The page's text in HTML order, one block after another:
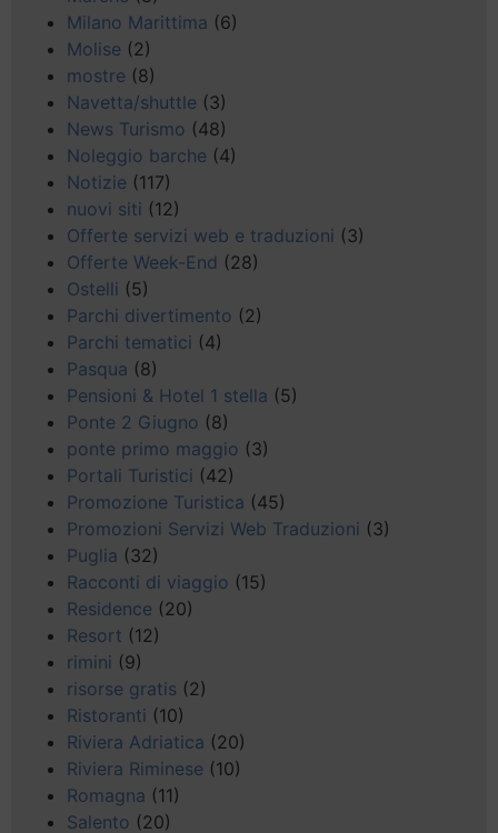
Milano Marittima (6)
Molise (2)
mostre (8)
Navetta/shuttle (3)
News Turismo (48)
Noleggio barche (4)
Notizie (117)
nuovi siti (12)
Offerte servizi web e traduzioni (3)
Offerte Week-End (28)
Ostelli (5)
Parchi divertimento (2)
Parchi tematici (4)
Pasqua (8)
Pensioni & Hotel 1 stella (5)
Ponte 2 Giugno (8)
ponte primo maggio (3)
Portali Turistici (42)
Promozione Turistica (45)
Promozioni Servizi Web Traduzioni (3)
Puglia (32)
Racconti di viaggio (15)
Residence (20)
Resort (12)
rimini (9)
risorse gratis (2)
Ristoranti (10)
Riviera Adriatica (20)
Riviera Riminese (10)
Romagna (11)
Salento (20)